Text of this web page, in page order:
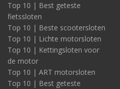
Top 10 | Best geteste
fietssloten
Top 10 | Beste scootersloten
Top 10 | Lichte motorsloten
Top 10 | Kettingsloten voor
de motor
Top 10 | ART motorsloten
Top 10 | Best geteste